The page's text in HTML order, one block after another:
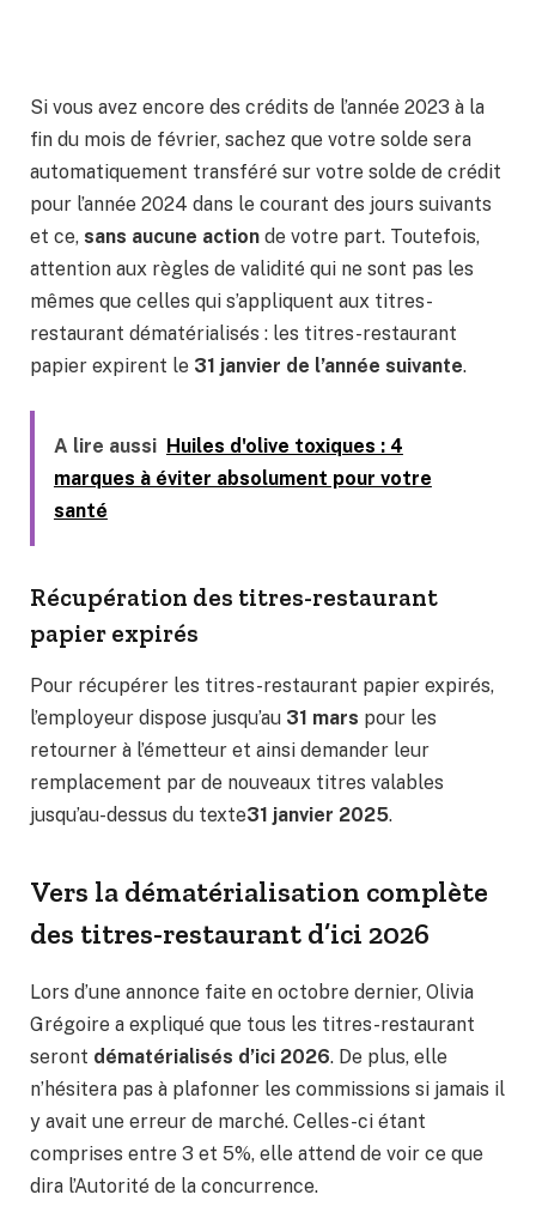
Si vous avez encore des crédits de l’année 2023 à la
fin du mois de février, sachez que votre solde sera
automatiquement transféré sur votre solde de crédit
pour l’année 2024 dans le courant des jours suivants
et ce, sans aucune action de votre part. Toutefois,
attention aux règles de validité qui ne sont pas les
mêmes que celles qui s’appliquent aux titres-
restaurant dématérialisés : les titres-restaurant
papier expirent le 31 janvier de l’année suivante.
A lire aussi Huiles d'olive toxiques : 4
marques à éviter absolument pour votre
santé
Récupération des titres-restaurant
papier expirés
Pour récupérer les titres-restaurant papier expirés,
l’employeur dispose jusqu’au 31 mars pour les
retourner à l’émetteur et ainsi demander leur
remplacement par de nouveaux titres valables
jusqu’au-dessus du texte31 janvier 2025.
Vers la dématérialisation complète
des titres-restaurant d’ici 2026
Lors d’une annonce faite en octobre dernier, Olivia
Grégoire a expliqué que tous les titres-restaurant
seront dématérialisés d’ici 2026. De plus, elle
n’hésitera pas à plafonner les commissions si jamais il
y avait une erreur de marché. Celles-ci étant
comprises entre 3 et 5%, elle attend de voir ce que
dira l’Autorité de la concurrence.